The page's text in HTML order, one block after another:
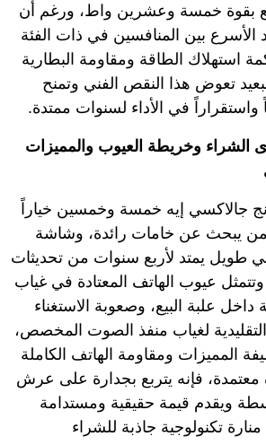
بقوة خمسة وعشرين واط، ورغم أن
بين المنافسين في ذات الفئة
استهلاك الطاقة ومقاومة البطارية
تعوض هذا النقص الفني وتمنح
واستقراراً في الأداء لسنوات ممتدة.
الشراء وخريطة العيوب والمميزات
جالاكسي إيه خمسة وخمسين خياراً
لمن يبحث عن خامات رائدة، وشاشة
طويل يمتد لأربع سنوات من تحديثات
وتتمثل عيوب الهاتف المعتادة في غياب
علبة البيع، وصعوبة الاستغناء
لغياب منفذ الصوت المخصص،
المميزات ومقاومة الهاتف الكاملة
معتمدة، فإنه يتربع بجدارة على عرش
ويقدم قيمة حقيقية ومستدامة
تكنولوجية جاذبة للشراء